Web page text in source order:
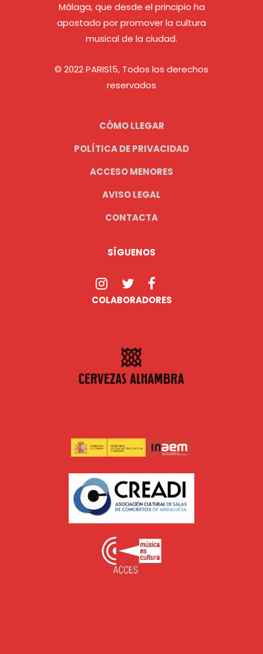
Málaga, que desde el principio ha
apostado por promover la cultura
musical de la ciudad.
© 2022 PARIS15, Todos los derechos
reservados
CÓMO LLEGAR
POLÍTICA DE PRIVACIDAD
ACCESO MENORES
AVISO LEGAL
CONTACTA
SÍGUENOS
COLABORADORES